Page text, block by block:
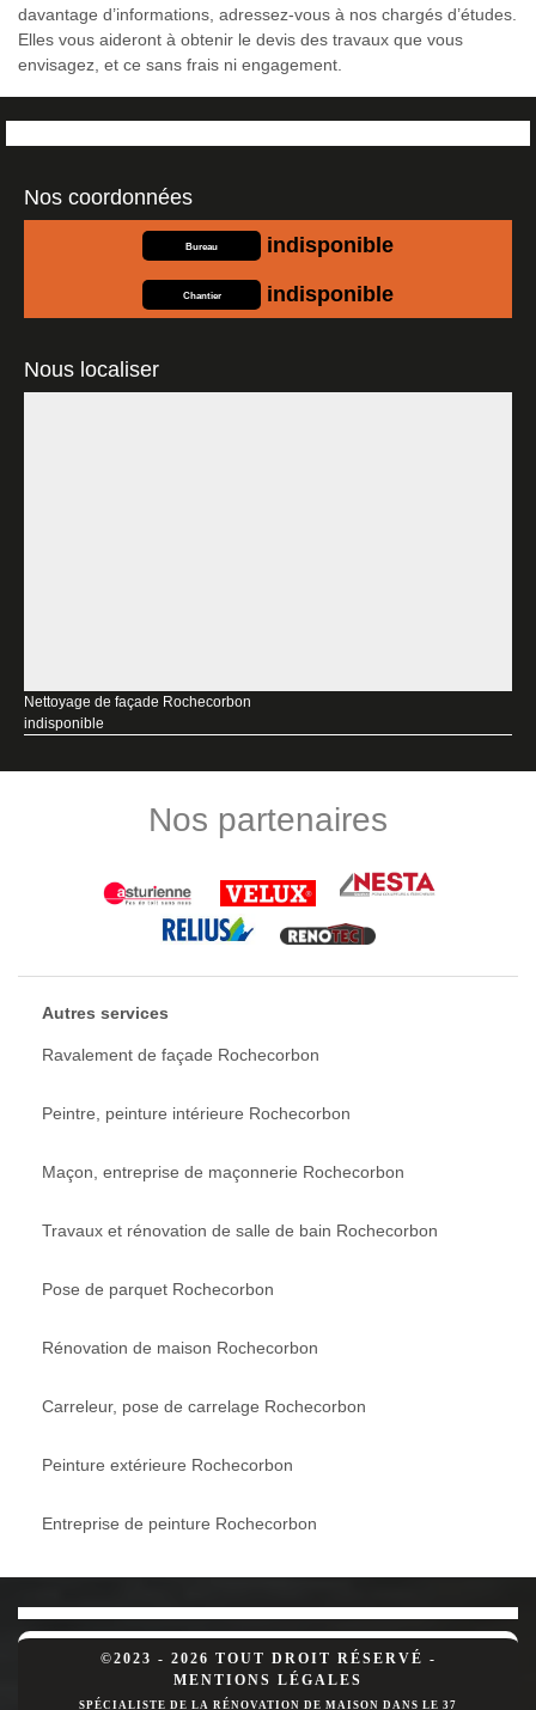
davantage d’informations, adressez-vous à nos chargés d’études.
Elles vous aideront à obtenir le devis des travaux que vous
envisagez, et ce sans frais ni engagement.
Nos coordonnées
Bureau indisponible
Chantier indisponible
Nous localiser
Nettoyage de façade Rochecorbon
indisponible
Nos partenaires
Autres services
Ravalement de façade Rochecorbon
Peintre, peinture intérieure Rochecorbon
Maçon, entreprise de maçonnerie Rochecorbon
Travaux et rénovation de salle de bain Rochecorbon
Pose de parquet Rochecorbon
Rénovation de maison Rochecorbon
Carreleur, pose de carrelage Rochecorbon
Peinture extérieure Rochecorbon
Entreprise de peinture Rochecorbon
©2023 - 2026 TOUT DROIT RÉSERVÉ -
MENTIONS LÉGALES
SPÉCIALISTE DE LA RÉNOVATION DE MAISON DANS LE 37